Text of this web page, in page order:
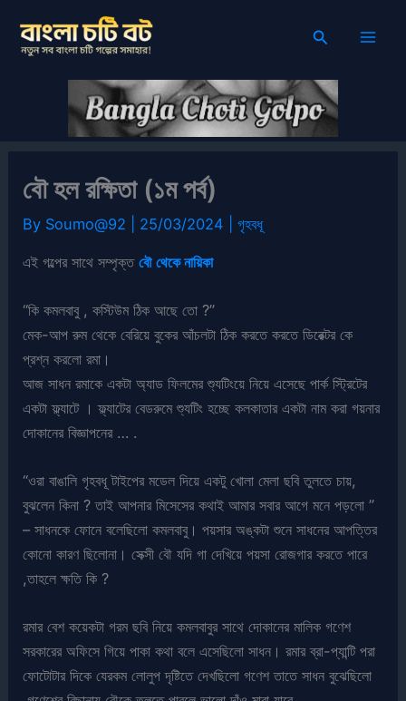
content
Search
বৌ হল রক্ষিতা (১ম পর্ব)
By Soumo@92 25/03/2024 |গৃহবধূ
এই গল্পের সাথে সম্পৃক্তবৌ থেকে নায়িকা
“কি কমলবাবু , কস্টিউম ঠিক আছে তো ?”
মেক-আপ রুম থেকে বেরিয়ে বুকের আঁচলটা ঠিক করতে করতে ডিরেক্টর কে
প্রশ্ন করলো রমা।
আজ সাধন রমাকে একটা অ্যাড ফিলমের শ্যুটিংয়ে নিয়ে এসেছে পার্ক স্ট্রিটের
একটা ফ্ল্যাটে । ফ্ল্যাটের বেডরুমে শ্যুটিং হচ্ছে কলকাতার একটা নাম করা গয়নার
দোকানের বিজ্ঞাপনের … .
“ওরা বাঙালি গৃহবধূ টাইপের মডেল দিয়ে একটু খোলা মেলা ছবি তুলতে চায়,
বুঝলেন কিনা ? তাই আপনার মিসেসের কথাই আমার সবার আগে মনে পড়লো ”
– সাধনকে ফোনে বলেছিলো কমলবাবু। পয়সার অঙ্কটা শুনে সাধনের আপত্তির
কোনো কারণ ছিলোনা। সেক্সী বৌ যদি গা দেখিয়ে পয়সা রোজগার করতে পারে
,তাহলে ক্ষতি কি ?
রমার বেশ কয়েকটা গরম ছবি নিয়ে কমলবাবুর সাথে দোকানের মালিক গণেশ
সরকারের অফিসে গিয়ে পাকা কথা বলে এসেছিলো সাধন। রমার ব্রা-প্যান্টি পরা
ফোটোটার দিকে যেরকম লোলুপ দৃষ্টিতে দেখছিলো গণেশ তাতে সাধন বুঝেছিলো